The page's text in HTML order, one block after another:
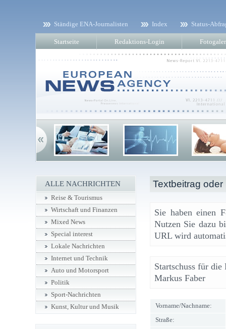
Ständige ENA-Journalisten Index Status-
Startseite Redaktions-Login
Textbeitrag
Sie haben einen
Nutzen Sie dazu
URL wird
Startschuss für die
Markus Faber
Vorname/Nachname:
Straße:
ALLE NACHRICHTEN
Reise & Tourismus
Wirtschaft und Finanzen
Mixed News
Special interest
Lokale Nachrichten
Internet und Technik
Auto und Motorsport
Politik
Sport-Nachrichten
Kunst, Kultur und Musik